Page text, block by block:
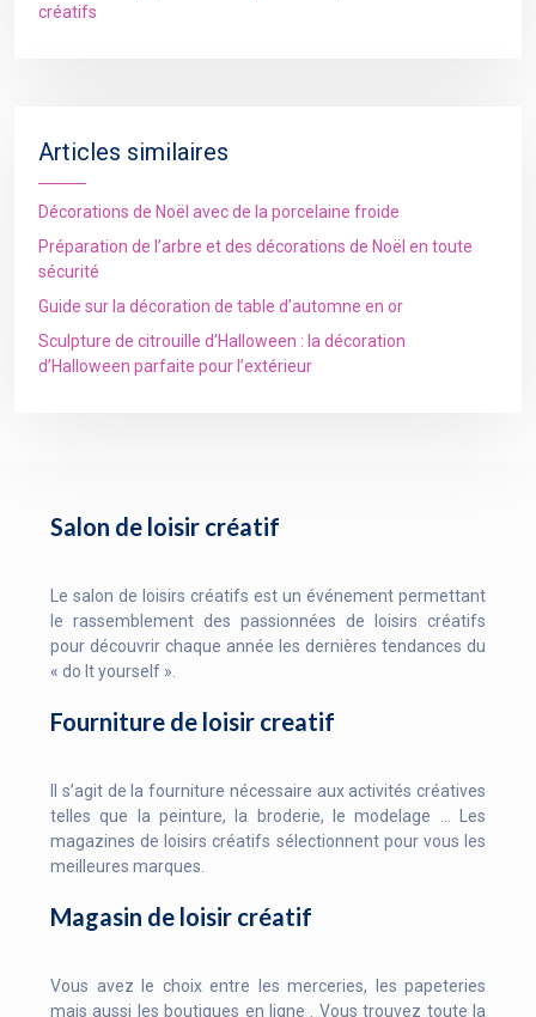
créatifs
Articles similaires
Décorations de Noël avec de la porcelaine froide
Préparation de l’arbre et des décorations de Noël en toute
sécurité
Guide sur la décoration de table d’automne en or
Sculpture de citrouille d’Halloween : la décoration
d’Halloween parfaite pour l’extérieur
Salon de loisir créatif
Le salon de loisirs créatifs est un événement permettant
le rassemblement des passionnées de loisirs créatifs
pour découvrir chaque année les dernières tendances du
« do It yourself ».
Fourniture de loisir creatif
Il s’agit de la fourniture nécessaire aux activités créatives
telles que la peinture, la broderie, le modelage … Les
magazines de loisirs créatifs sélectionnent pour vous les
meilleures marques.
Magasin de loisir créatif
Vous avez le choix entre les merceries, les papeteries
mais aussi les boutiques en ligne . Vous trouvez toute la